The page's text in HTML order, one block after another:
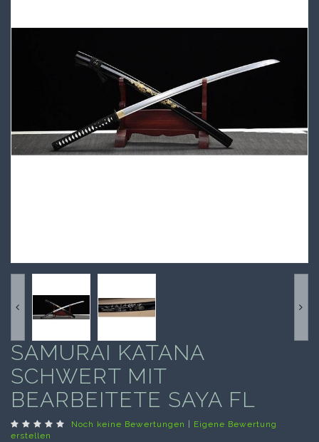
SAMURAI KATANA
SCHWERT MIT
BEARBEITETE SAYA FL
Noch keine Bewertungen
Eigene Bewertung
erstellen